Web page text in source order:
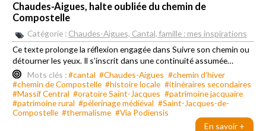
Chaudes-Aigues, halte oubliée du chemin de
Compostelle
Catégorie : Chaudes-Aigues, Cantal, famille : mes inspirations
Ce texte prolonge la réflexion engagée dans Suivre son chemin ou
détourner les yeux. Il s’inscrit dans une continuité assumée…
Mots clés :#cantal #Chaudes-Aigues #chemin d’hiver
#chemin de Compostelle #histoire locale #itinéraires secondaires
#Massif Central #oratoire Saint-Jacques #patrimoine jacquaire
#patrimoine rural #pèlerinage médiéval #Saint-Jacques-de-
Compostelle #thermalisme #Via Podiensis
En savoir +